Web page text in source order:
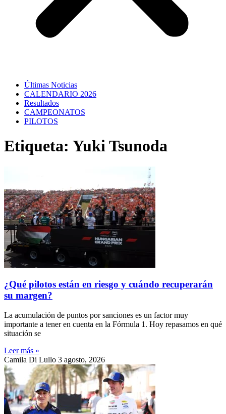
Últimas Noticias
CALENDARIO 2026
Resultados
CAMPEONATOS
PILOTOS
Etiqueta: Yuki Tsunoda
¿Qué pilotos están en riesgo y cuándo recuperarán
su margen?
La acumulación de puntos por sanciones es un factor muy
importante a tener en cuenta en la Fórmula 1. Hoy repasamos en qué
situación se
Leer más »
Camila Di Lullo 3 agosto, 2026